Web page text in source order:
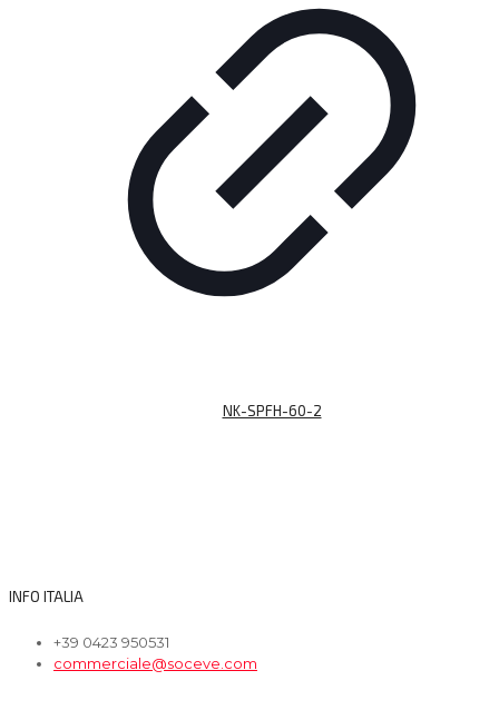
NK-SPFH-60-2
INFO ITALIA
+39 0423 950531
commerciale@soceve.com